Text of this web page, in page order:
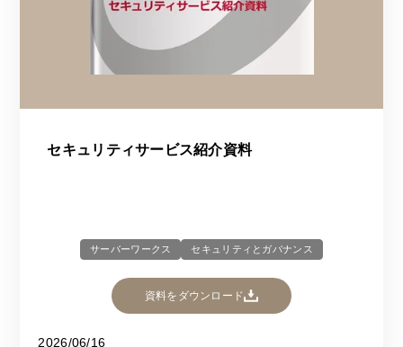
セキュリティサービス紹介資料
サーバーワークス セキュリティとガバナンス
資料をダウンロード
2026/06/16